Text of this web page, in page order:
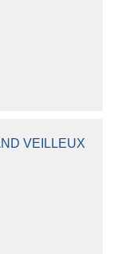
VEILLEUX